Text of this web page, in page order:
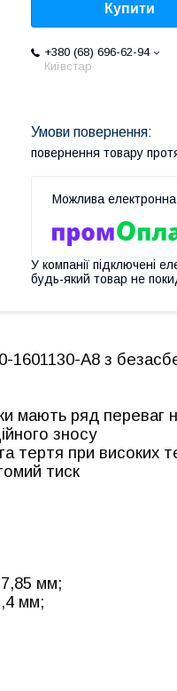
Купити
+380 (68) 696-62-94
Київстар
повернення товару
У компанії підключені
будь-який товар не
1601130-А8 з
мають ряд переваг
зносу
тертя при високих
тиск
мм;
мм;